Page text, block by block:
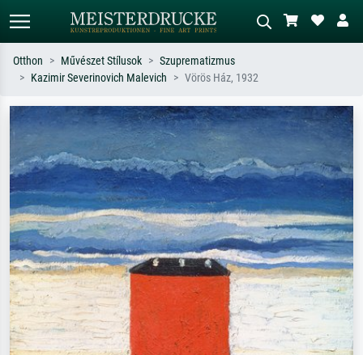
Keressen művész, műcím vagy stílus
szerint – pl. Monet, Csillagos éj,
impresszionizmus, Hokusai-hullám,
akt.
Írja le a jelenetet – pl. zöld rét, sok
piros absztrakt, sötét olajkép, álló akt
Otthon Művészet Stílusok
Szuprematizmus
Kazimir Severinovich Malevich
Vörös Ház, 1932